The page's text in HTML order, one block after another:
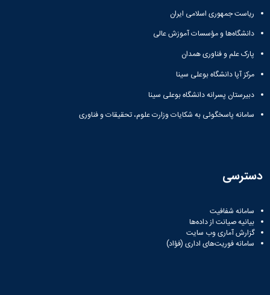
ریاست جمهوری اسلامی ایران
دانشگاه‌ها و مؤسسات آموزش عالی
پارک علم و فناوری همدان
مرکز آپا دانشگاه بوعلی سینا
دبیرستان پسرانه دانشگاه بوعلی سینا
سامانه پاسخگوئی به شکایات وزارت علوم، تحقیقات و فناوری
دسترسی
سامانه شفافیت
بیانیه صیانت از داده‌ها
گزارش آماری وب‌ سایت
سامانه فوریت‌های اداری (فؤاد)